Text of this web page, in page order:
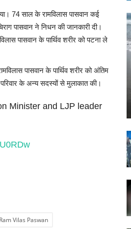
74 साल के रामविलास पासवान कई
पासवान ने निधन की जानकारी दी।
पासवान के पार्थिव शरीर को पटना ले
पासवान के पार्थिव शरीर को अंतिम
के अन्य सदस्यों से मुलाकात की।
Minister and LJP leader
Vilas Paswan